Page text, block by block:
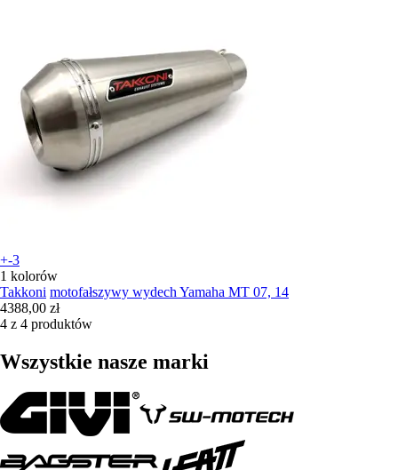
+-3
1 kolorów
Takkoni motofałszywy wydech Yamaha MT 07, 14
4388,00 zł
4 z 4 produktów
Wszystkie nasze marki